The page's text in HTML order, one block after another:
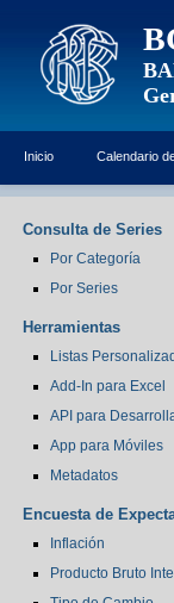
Inicio Calendario
Consulta de Series
Por Categoría
Por Series
Herramientas
Listas
Add-In para Excel
API para
App para Móviles
Metadatos
Encuesta de
Inflación
Producto Bruto